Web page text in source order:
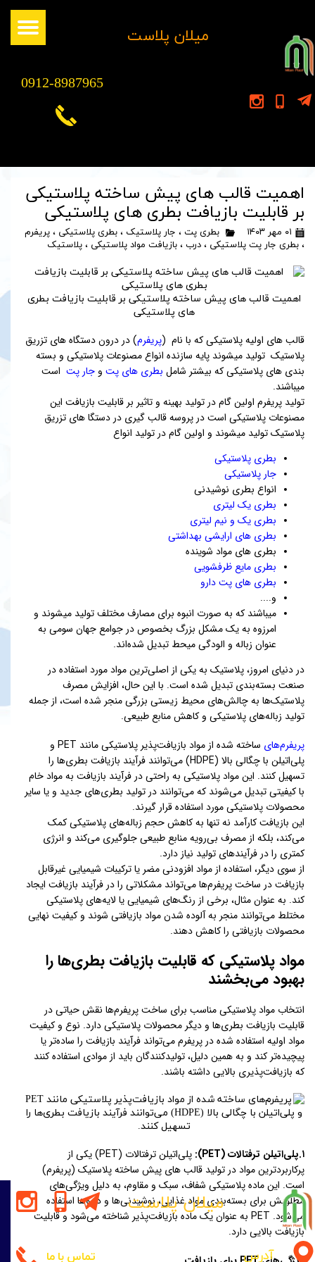
​میلان پلاست
0912-8987965
اهمیت قالب های پیش ساخته پلاستیکی
بر قابلیت بازیافت بطری های پلاستیکی
۰۱ مهر ۱۴۰۳ بطری پت ، جار پلاستیک ، بطری پلاستیکی ، پریفرم
، بطری جار پت پلاستیکی ، درب ، بازیافت مواد پلاستیکی ، پلاستیک
اهمیت قالب های پیش ساخته پلاستیکی بر قابلیت بازیافت بطری
های پلاستیکی
قالب های اولیه پلاستیکی که با نام (پریفرم) در درون دستگاه های تزریق
پلاستیک تولید میشوند پایه سازنده انواع مصنوعات پلاستیکی و بسته
بندی های پلاستیکی که بیشتر شامل بطری های پت و جار پت است
میباشند.
تولید پریفرم اولین گام در تولید بهینه و تاثیر بر قابلیت بازیافت این
مصنوعات پلاستیکی است در پروسه قالب گیری در دستگا های تزریق
پلاستیک تولید میشوند و اولین گام در تولید انواع
بطری پلاستیکی
جار پلاستیکی
انواع بطری نوشیدنی
بطری یک لیتری
بطری یک و نیم لیتری
بطری های ارایشی بهداشتی
بطری های مواد شوینده
بطری مایع ظرفشویی
بطری های پت دارو
و....
میباشند که به صورت انبوه برای مصارف مختلف تولید میشوند و
امرزوه به یک مشکل بزرگ بخصوص در جوامع جهان سومی به
عنوان زباله و الودگی میحط تبدیل شده‌اند.
در دنیای امروز، پلاستیک به یکی از اصلی‌ترین مواد مورد استفاده در
صنعت بسته‌بندی تبدیل شده است. با این حال، افزایش مصرف
پلاستیک‌ها به چالش‌های محیط زیستی بزرگی منجر شده است، از جمله
تولید زباله‌های پلاستیکی و کاهش منابع طبیعی.
پریفرم‌های
ساخته شده از مواد بازیافت‌پذیر پلاستیکی مانند PET و
پلی‌اتیلن با چگالی بالا (HDPE) می‌توانند فرآیند بازیافت بطری‌ها را
تسهیل کنند. این مواد پلاستیکی به راحتی در فرآیند بازیافت به مواد خام
با کیفیتی تبدیل می‌شوند که می‌توانند در تولید بطری‌های جدید و یا سایر
محصولات پلاستیکی مورد استفاده قرار گیرند.
این بازیافت کارآمد نه تنها به کاهش حجم زباله‌های پلاستیکی کمک
می‌کند، بلکه از مصرف بی‌رویه منابع طبیعی جلوگیری می‌کند و انرژی
کمتری را در فرآیندهای تولید نیاز دارد.
از سوی دیگر، استفاده از مواد افزودنی مضر یا ترکیبات شیمیایی غیرقابل
بازیافت در ساخت پریفرم‌ها می‌تواند مشکلاتی را در فرآیند بازیافت ایجاد
کند. به عنوان مثال، برخی از رنگ‌های شیمیایی یا لایه‌های پلاستیکی
مختلط می‌توانند منجر به آلوده شدن مواد بازیافتی شوند و کیفیت نهایی
محصولات بازیافتی را کاهش دهند.
مواد پلاستیکی که قابلیت بازیافت بطری‌ها را
بهبود می‌بخشند
انتخاب مواد پلاستیکی مناسب برای ساخت پریفرم‌ها نقش حیاتی در
قابلیت بازیافت بطری‌ها و دیگر محصولات پلاستیکی دارد. نوع و کیفیت
مواد اولیه استفاده شده در پریفرم می‌تواند فرآیند بازیافت را ساده‌تر یا
پیچیده‌تر کند و به همین دلیل، تولیدکنندگان باید از موادی استفاده کنند
که بازیافت‌پذیری بالایی داشته باشند.
۱.پلی‌اتیلن ترفتالات (PET):
پلی‌اتیلن ترفتالات (PET) یکی از
پرکاربردترین مواد در تولید قالب های پیش ساخته پلاستیک (پریفرم)
است. این ماده پلاستیکی شفاف، سبک و مقاوم، به دلیل ویژگی‌های
مطلوبش برای بسته‌بندی مواد غذایی، نوشیدنی‌ها و داروها استفاده
می‌شود. PET به عنوان یک ماده بازیافت‌پذیر شناخته می‌شود و قابلیت
بازیافت بالایی دارد.
تماس با ما
میلان پلاست
آدرس